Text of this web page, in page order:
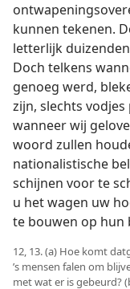
kunnen tekenen.
letterlijk
Doch telkens
genoeg werd,
zijn, slechts
wanneer wij
woord zullen
nationalistische
schijnen voor te
u het wagen uw
te bouwen op hun
12, 13. (a) Hoe komt
’s mensen falen om
met wat er is gebeurd?